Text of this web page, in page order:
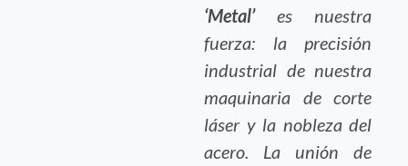
‘Metal’es nuestra
fuerza: la precisión
industrial de nuestra
maquinaria de corte
láser y la nobleza del
acero. La unión de